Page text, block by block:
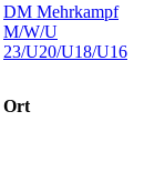
DM Mehrkampf
M/W/U
23/U20/U18/U16
Ort